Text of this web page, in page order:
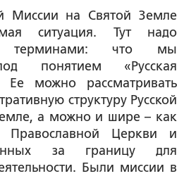
Миссии на Святой Земле
ситуация. Тут надо
терминами: что мы
понятием «Русская
Ее можно рассматривать
структуру Русской
а можно и шире – как
Православной Церкви и
за границу для
Были миссии в